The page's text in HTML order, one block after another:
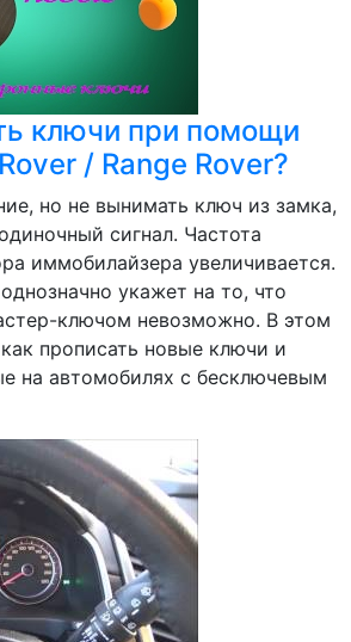
ключи при помощи
/ Range Rover?
но не вынимать ключ из замка,
сигнал. Частота
иммобилайзера увеличивается.
укажет на то, что
ключом невозможно. В этом
прописать новые ключи и
на автомобилях с бесключевым